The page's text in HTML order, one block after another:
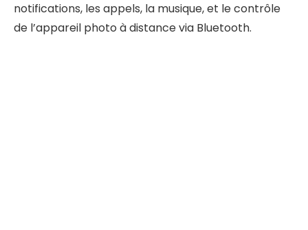
notifications, les appels, la musique, et le contrôle
de l’appareil photo à distance via Bluetooth.